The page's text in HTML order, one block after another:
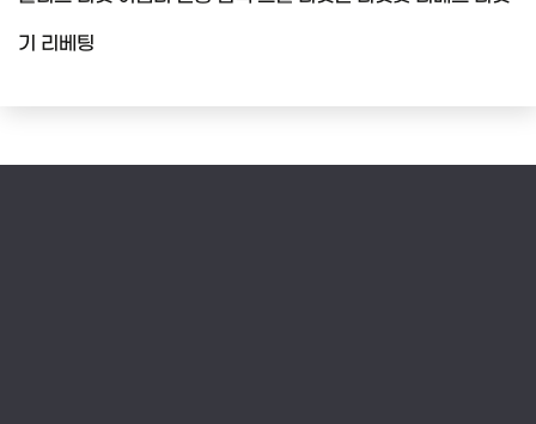
기 리베팅